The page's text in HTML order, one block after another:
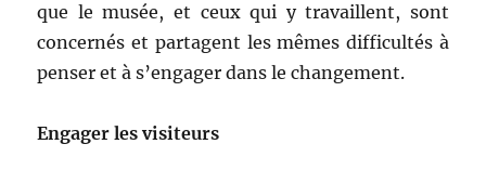
que le musée, et ceux qui y travaillent, sont
concernés et partagent les mêmes difficultés à
penser et à s’engager dans le changement.
Engager les visiteurs